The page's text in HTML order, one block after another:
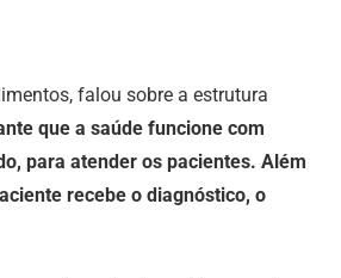
falou sobre a estrutura
que a saúde funcione com
para atender os pacientes. Além
recebe o diagnóstico, o